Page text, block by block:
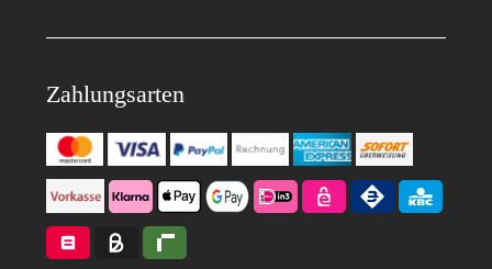
Zahlungsarten